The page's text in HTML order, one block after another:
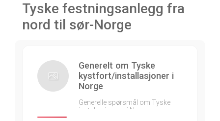
Tyske festningsanlegg fra
nord til sør-Norge
Generelt om Tyske
kystfort/installasjoner i
Norge
Generelle spørsmål om Tyske
installasjonene i Norge som…